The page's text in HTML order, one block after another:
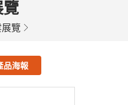
覽
覽
品海報